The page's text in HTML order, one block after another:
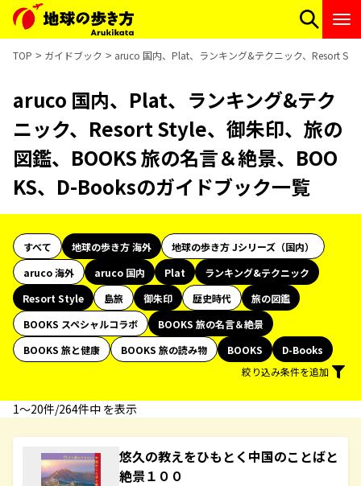
TOP ガイドブック aruco 国内、Plat、ランキング&テクニック、Resort
aruco 国内、Plat、ランキング&テク
ニック、Resort Style、御朱印、旅の
図鑑、BOOKS 旅の名言＆絶景、BOO
KS、D-Booksのガイドブック一覧
すべて 地球の歩き方 海外
地球の歩き方 Jシリーズ（国内）
aruco 海外
aruco 国内 Plat
ランキング&テクニック
Resort Style
島旅 御朱印 歴史時代
旅の図鑑
BOOKS スペシャルコラボ
BOOKS 旅の名言＆絶景
BOOKS 旅と健康
BOOKS 旅の読み物 BOOKS
D-Books
絞り込み条件を追加
1〜20件/264件中 を表示
悠久の教えをひもとく中国のことばと
絶景１００